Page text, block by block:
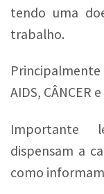
tendo uma
trabalho.
Principalmente
AIDS, CÂNCER
Importante
dispensam a
como